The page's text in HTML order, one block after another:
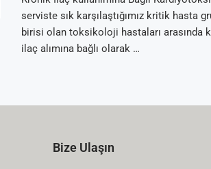
serviste sık karşılaştığımız kritik hasta
birisi olan toksikoloji hastaları arasında
ilaç alımına bağlı olarak …
Bize Ulaşın